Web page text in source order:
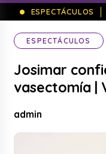
ESPECTÁCULOS
ESPECTÁCULOS
Josimar
vasectomía |
admin